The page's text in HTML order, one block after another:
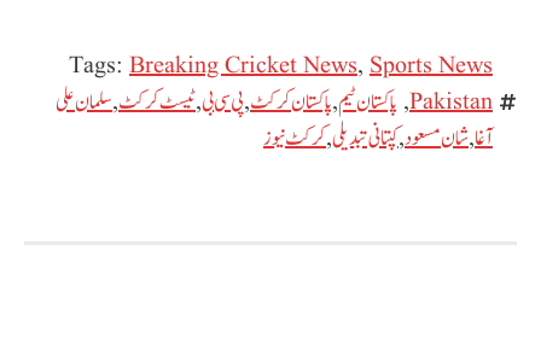
Tags: Breaking Cricket News, Sports News
Pakistan
, پاکستان ٹیم,پاکستان کرکٹ,پی سی بی,ٹیسٹ کرکٹ,سلمان علی
آغا,شان مسعود,کپتانی تبدیلی,کرکٹ نیوز